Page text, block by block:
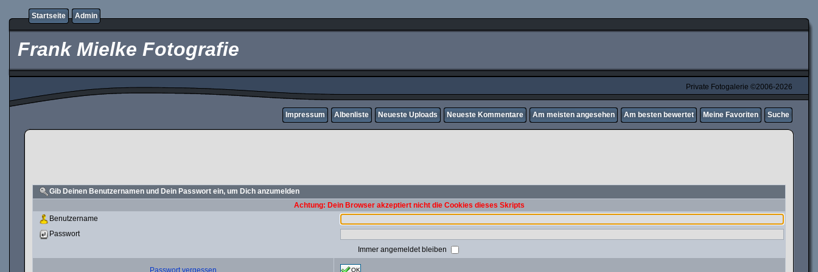
Startseite Admin
Frank Mielke Fotografie
Private Fotogalerie ©2006-2026
Impressum Albenliste Neueste Uploads Neueste Kommentare Am meisten angesehen Am besten bewertet Meine Favoriten Suche
Gib Deinen Benutzernamen und Dein Passwort ein, um Dich anzumelden
Achtung: Dein Browser akzeptiert nicht die Cookies dieses Skripts
Benutzername
Passwort
Immer angemeldet bleiben
Passwort vergessen OK